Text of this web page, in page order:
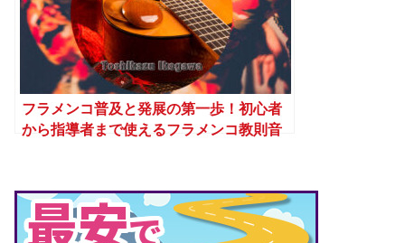
フラメンコ普及と発展の第一歩！初心者
から指導者まで使えるフラメンコ教則音